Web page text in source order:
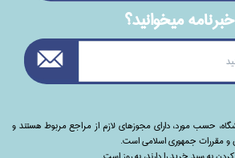
خبرنامه ميخوانيد؟
حسب مورد،‌ دارای مجوزهای لازم از مراجع مربوط هستند ‌و‌‌
و مقررات جمهوری اسلامی است.